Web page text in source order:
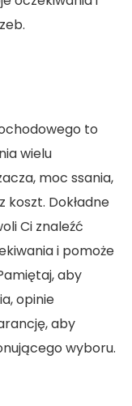
to
wielu
moc ssania,
Dokładne
Ci znaleźć
i pomoże
aby
opinie
aby
wyboru.